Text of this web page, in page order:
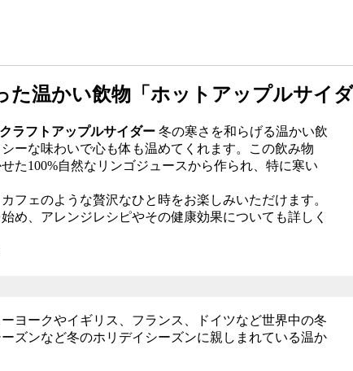
た温かい飲物「 ホットアップルサイ
ラフトアップルサイダー 冬の寒さを和らげる温かい飲
ーな味わいで心も体も温めてくれます。この飲み物
た100%自然なリンゴジュースから作られ、特に寒い
フェのような贅沢なひと時をお楽しみいただけます。
め、アレンジレシピやその健康効果についても詳しく
ヨークやイギリス、フランス、ドイツなど世界中の冬
ズンなど冬のホリデイシーズンに親しまれている温か